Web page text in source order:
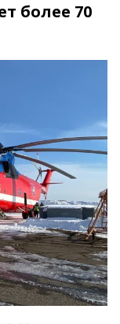
более 70